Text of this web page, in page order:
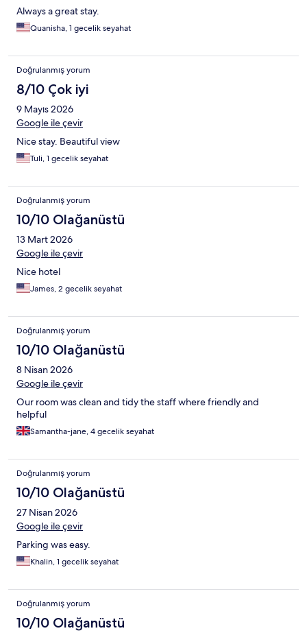
Always a great stay.
Quanisha, 1 gecelik seyahat
Doğrulanmış yorum
8/10 Çok iyi
9 Mayıs 2026
Google ile çevir
Nice stay. Beautiful view
Tuli, 1 gecelik seyahat
Doğrulanmış yorum
10/10 Olağanüstü
13 Mart 2026
Google ile çevir
Nice hotel
James, 2 gecelik seyahat
Doğrulanmış yorum
10/10 Olağanüstü
8 Nisan 2026
Google ile çevir
Our room was clean and tidy the staff where friendly and
helpful
Samantha-jane, 4 gecelik seyahat
Doğrulanmış yorum
10/10 Olağanüstü
27 Nisan 2026
Google ile çevir
Parking was easy.
Khalin, 1 gecelik seyahat
Doğrulanmış yorum
10/10 Olağanüstü